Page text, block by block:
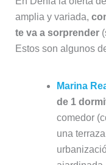
amplia y variada,
te va a sorprender
Estos son algunos
Marina
de 1
comedor
una